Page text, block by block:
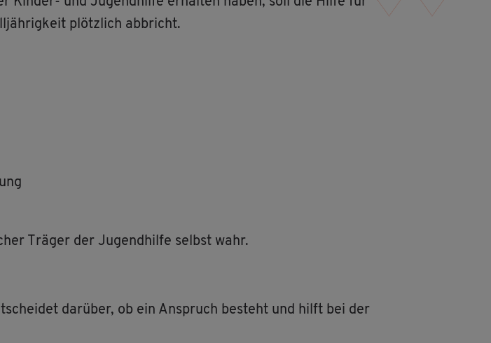
plötz­lich ab­bricht.
Trä­ger der Ju­gend­hil­fe selbst wahr.
dar­über, ob ein An­spruch be­steht und hilft bei der